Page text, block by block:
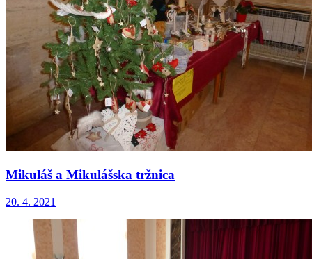
Mikuláš a Mikulášska tržnica
20. 4. 2021